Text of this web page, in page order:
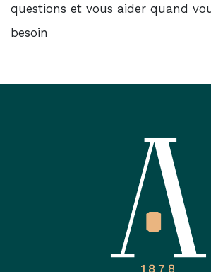
questions et vous aider quand
besoin